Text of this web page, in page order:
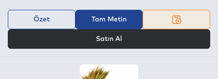
Özet Tam Metin
Satın Al